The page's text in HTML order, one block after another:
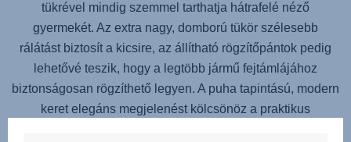
tükrével mindig szemmel tarthatja hátrafelé néző
gyermekét. Az extra nagy, domború tükör szélesebb
rálátást biztosít a kicsire, az állítható rögzítőpántok pedig
lehetővé teszik, hogy a legtöbb jármű fejtámlájához
biztonságosan rögzíthető legyen. A puha tapintású, modern
keret elegáns megjelenést kölcsönöz a praktikus